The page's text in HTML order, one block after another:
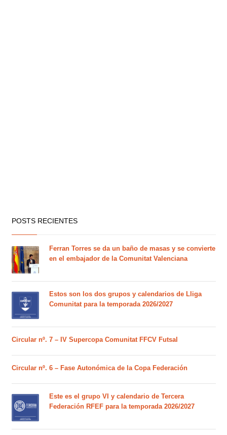
POSTS RECIENTES
Ferran Torres se da un baño de masas y se convierte
en el embajador de la Comunitat Valenciana
Estos son los dos grupos y calendarios de Lliga
Comunitat para la temporada 2026/2027
Circular nº. 7 – IV Supercopa Comunitat FFCV Futsal
Circular nº. 6 – Fase Autonómica de la Copa Federación
Este es el grupo VI y calendario de Tercera
Federación RFEF para la temporada 2026/2027